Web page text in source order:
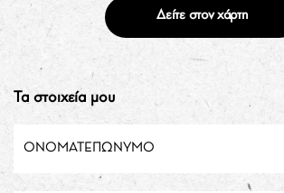
Δείτε στον χάρτη
Τα στοιχεία μου
ΟΝΟΜΑΤΕΠΏΝΥΜΟ